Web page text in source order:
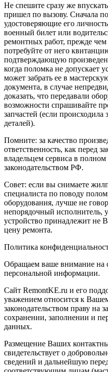
Не спешите сразу же
пришел по вызову. Сначала
удостоверяющие его
военный билет или
ремонтных работ, прежде чем
потребуйте от него
подтверждающую
когда поломка не допускает
может забрать ее в
документа, в случае
доказать, что передавали
возможности спрашивайте
запчастей (если
деталей).
Помните: за качество
ответственность, как перед
владельцем сервиса в полном
законодательством РФ.
Совет: если вы снимаете
специалиста по поводу
оборудования, лучше не
непорядочный исполнитель,
устройство принадлежит не
цену ремонта.
Политика
Обращаем ваше внимание на
персональной информации.
Сайт RemontKE.ru и его
уважением относится к
законодательством праву на
сохранении, заполнении и
данных.
Размещение Ваших
свидетельствует о
сведений и дальнейшую